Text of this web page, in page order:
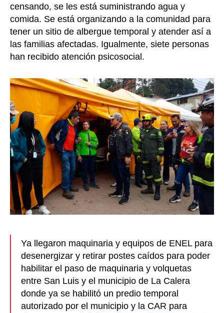
censando, se les está suministrando agua y
comida. Se está organizando a la comunidad para
tener un sitio de albergue temporal y atender así a
las familias afectadas. Igualmente, siete personas
han recibido atención psicosocial.
Ya llegaron maquinaria y equipos de ENEL para
desenergizar y retirar postes caídos para poder
habilitar el paso de maquinaria y volquetas
entre San Luis y el municipio de La Calera
donde ya se habilitó un predio temporal
autorizado por el municipio y la CAR para